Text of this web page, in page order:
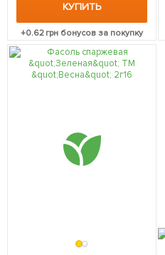
КУПИТЬ
+0.62грн бонусов за покупку